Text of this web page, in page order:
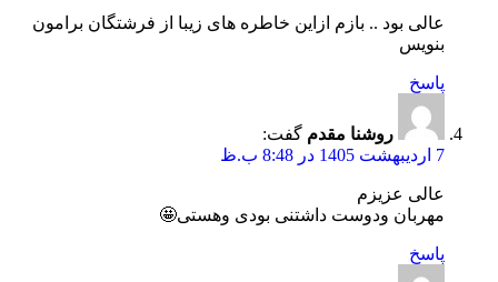
عالی بود .. بازم ازاین خاطره های زیبا از فرشتگان برامون
بنویس
پاسخ
روشنا مقدم گفت:
7 اردیبهشت 1405 در 8:48 ب.ظ
عالی عزیزم
مهربان ودوست داشتنی بودی وهستی🤩
پاسخ